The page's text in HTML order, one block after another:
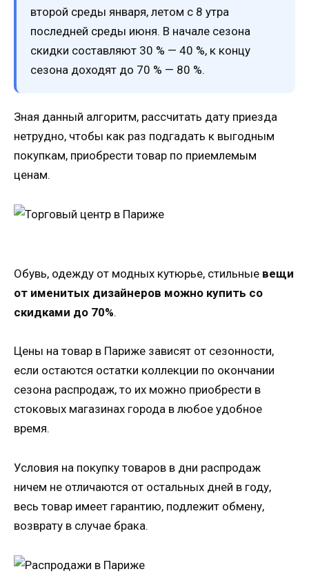
второй среды января, летом с 8 утра
последней среды июня. В начале сезона
скидки составляют 30 % — 40 %, к концу
сезона доходят до 70 % — 80 %.
Зная данный алгоритм, рассчитать дату приезда
нетрудно, чтобы как раз подгадать к выгодным
покупкам, приобрести товар по приемлемым
ценам.
Обувь, одежду от модных кутюрье, стильные вещи
от именитых дизайнеров можно купить со
скидками до 70%.
Цены на товар в Париже зависят от сезонности,
если остаются остатки коллекции по окончании
сезона распродаж, то их можно приобрести в
стоковых магазинах города в любое удобное
время.
Условия на покупку товаров в дни распродаж
ничем не отличаются от остальных дней в году,
весь товар имеет гарантию, подлежит обмену,
возврату в случае брака.